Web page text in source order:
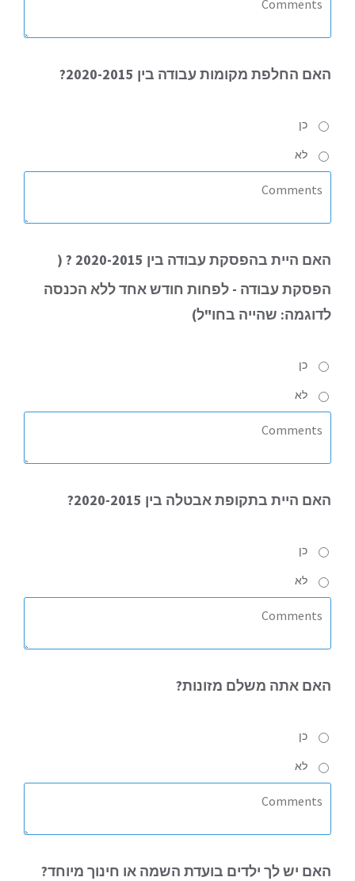
האם החלפת מקומות עבודה בין 2020-2015?
כן
לא
האם היית בהפסקת עבודה בין 2020-2015 ? (
הפסקת עבודה - לפחות חודש אחד ללא הכנסה
לדוגמה: שהייה בחו"ל)
כן
לא
האם היית בתקופת אבטלה בין 2020-2015?
כן
לא
האם אתה משלם מזונות?
כן
לא
האם יש לך ילדים בועדת השמה או חינוך מיוחד?